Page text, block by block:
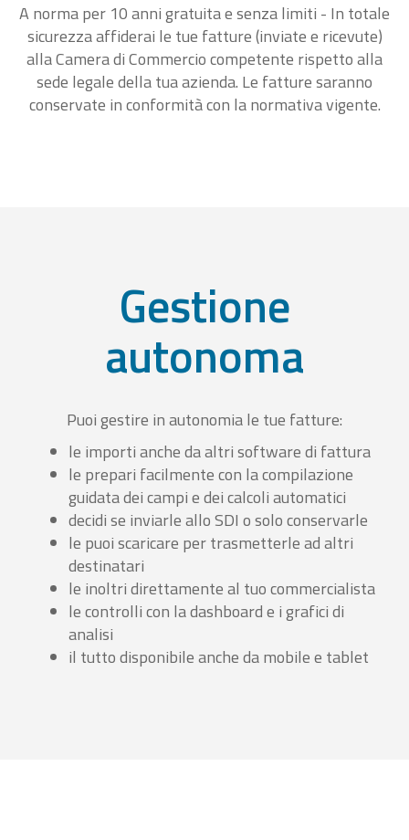
A norma per 10 anni gratuita e senza limiti - In totale
sicurezza affiderai le tue fatture (inviate e ricevute)
alla Camera di Commercio competente rispetto alla
sede legale della tua azienda. Le fatture saranno
conservate in conformità con la normativa vigente.
Gestione
autonoma
Puoi gestire in autonomia le tue fatture:
le importi anche da altri software di fattura
le prepari facilmente con la compilazione
guidata dei campi e dei calcoli automatici
decidi se inviarle allo SDI o solo conservarle
le puoi scaricare per trasmetterle ad altri
destinatari
le inoltri direttamente al tuo commercialista
le controlli con la dashboard e i grafici di
analisi
il tutto disponibile anche da mobile e tablet